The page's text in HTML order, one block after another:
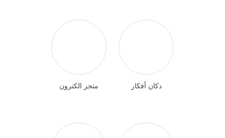
دكان أفكار متجر الكترون